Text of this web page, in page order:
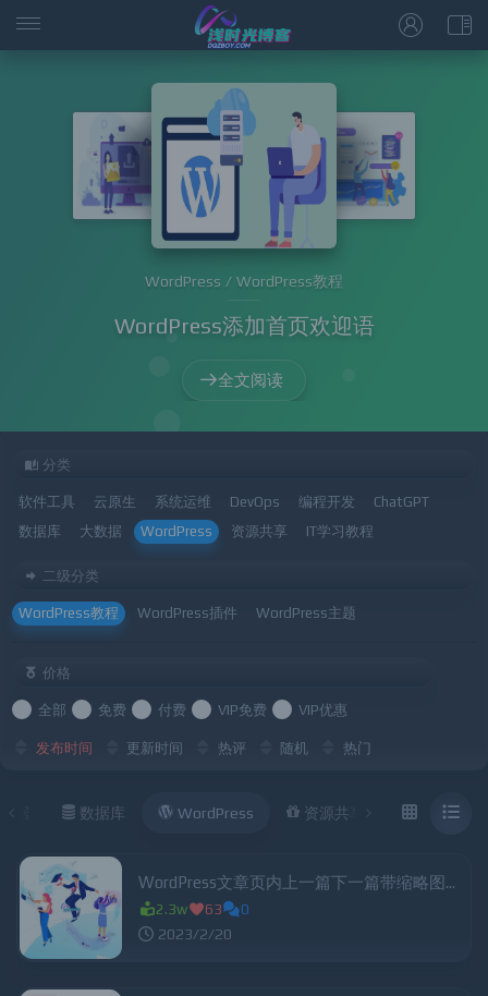
WordPress / WordPress教程
WordPress添加首页欢迎语
全文阅读
分类
软件工具 云原生 系统运维 DevOps 编程开发
ChatGPT
数据库
大数据 WordPress 资源共享 IT学习教程
二级分类
WordPress教程 WordPress插件 WordPress主题
价格
全部 免费 付费 VIP免费 VIP优惠
发布时间 更新时间 热评 随机 热门
数据库 WordPress 资源共享 IT学习教程
WordPress文章页内上一篇下一篇带缩略图功能实现
2.3w 63 0
2023/2/20